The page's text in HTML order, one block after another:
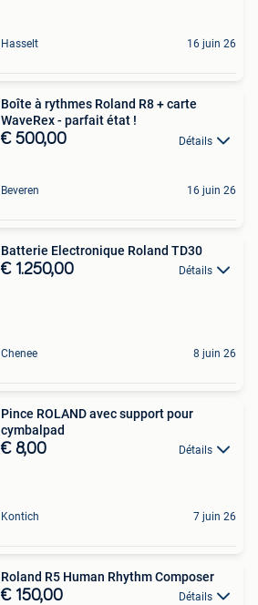
Hasselt 16 juin 26
Boîte à rythmes Roland R8 + carte
WaveRex - parfait état !
€ 500,00 Détails
Beveren 16 juin 26
Batterie Electronique Roland TD30
€ 1.250,00 Détails
Chenee 8 juin 26
Pince ROLAND avec support pour
cymbalpad
€ 8,00 Détails
Kontich 7 juin 26
Roland R5 Human Rhythm Composer
€ 150,00 Détails